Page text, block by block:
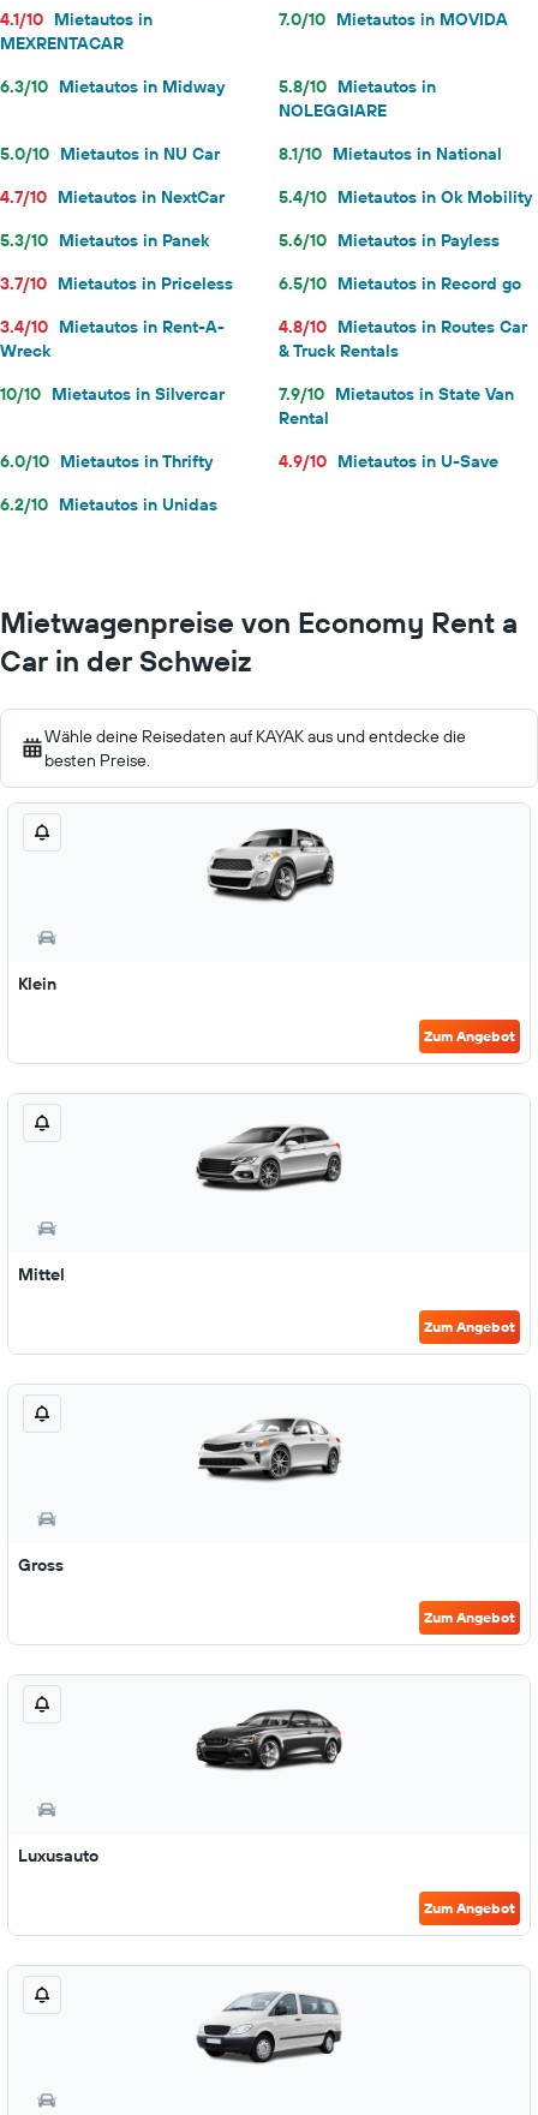
4.1/10 Mietautos in
MEXRENTACAR
7.0/10 Mietautos in MOVIDA
6.3/10 Mietautos in Midway 5.8/10 Mietautos in
NOLEGGIARE
5.0/10 Mietautos in NU Car 8.1/10 Mietautos in National
4.7/10 Mietautos in NextCar 5.4/10 Mietautos in Ok Mobility
5.3/10 Mietautos in Panek 5.6/10 Mietautos in Payless
3.7/10 Mietautos in Priceless 6.5/10 Mietautos in Record go
3.4/10 Mietautos in Rent-A-
Wreck
4.8/10 Mietautos in Routes Car
& Truck Rentals
10/10 Mietautos in Silvercar 7.9/10 Mietautos in State Van
Rental
6.0/10 Mietautos in Thrifty 4.9/10 Mietautos in U-Save
6.2/10 Mietautos in Unidas
Mietwagenpreise von Economy Rent a
Car in der Schweiz
Wähle deine Reisedaten auf KAYAK aus und entdecke die
besten Preise.
Klein
Zum Angebot
Mittel
Zum Angebot
Gross
Zum Angebot
Luxusauto
Zum Angebot